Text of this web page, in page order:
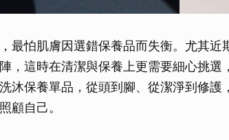
最怕肌膚因選錯保養品而失衡。尤其
，這時在清潔與保養上更需要細心挑選
沐保養單品，從頭到腳、從潔淨到修護
顧自己。